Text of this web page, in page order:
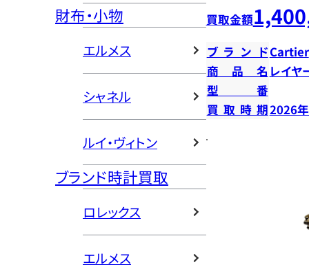
財布・小物
エルメス
シャネル
ルイ・ヴィトン
ブランド時計買取
ロレックス
エルメス
買取金額
ブランドCartier
商品名 レイ
型番
買取時期2026